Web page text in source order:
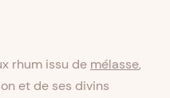
rhum issu de mélasse,
et de ses divins